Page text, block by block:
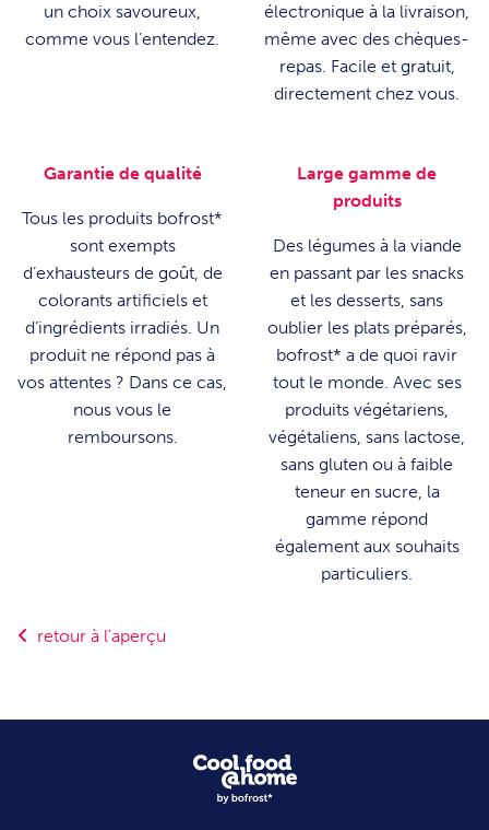
un choix savoureux,
comme vous l’entendez.
électronique à la livraison,
même avec des chèques-
repas. Facile et gratuit,
directement chez vous.
Garantie de qualité
Tous les produits bofrost*
sont exempts
d’exhausteurs de goût, de
colorants artificiels et
d’ingrédients irradiés. Un
produit ne répond pas à
vos attentes ? Dans ce cas,
nous vous le
remboursons.
Large gamme de
produits
Des légumes à la viande
en passant par les snacks
et les desserts, sans
oublier les plats préparés,
bofrost* a de quoi ravir
tout le monde. Avec ses
produits végétariens,
végétaliens, sans lactose,
sans gluten ou à faible
teneur en sucre, la
gamme répond
également aux souhaits
particuliers.
retour à l'aperçu